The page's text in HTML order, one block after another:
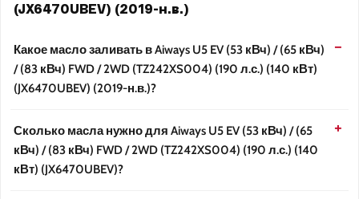
(JX6470UBEV) (2019-н.в.)
Какое масло заливать в Aiways U5 EV (53 кВч) / (65 кВч)
/ (83 кВч) FWD / 2WD (TZ242XS004) (190 л.с.) (140 кВт)
(JX6470UBEV) (2019-н.в.)?
Сколько масла нужно для Aiways U5 EV (53 кВч) / (65
кВч) / (83 кВч) FWD / 2WD (TZ242XS004) (190 л.с.) (140
кВт) (JX6470UBEV)?